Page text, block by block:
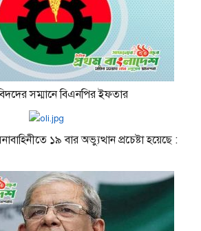
সম্মানে বিএনপির ইফতার
১৯ বার অভ্যুত্থান প্রচেষ্টা হয়েছে :